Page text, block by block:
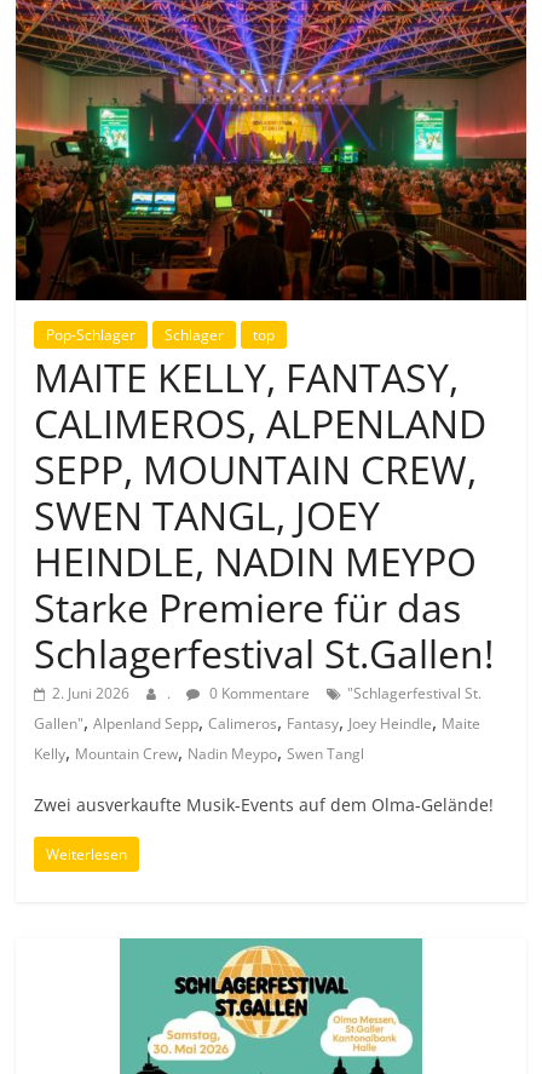
Pop-Schlager Schlager top
MAITE KELLY, FANTASY,
CALIMEROS, ALPENLAND
SEPP, MOUNTAIN CREW,
SWEN TANGL, JOEY
HEINDLE, NADIN MEYPO
Starke Premiere für das
Schlagerfestival St.Gallen!
2. Juni 2026 . 0 Kommentare
"Schlagerfestival St.
Gallen",Alpenland Sepp,Calimeros, Fantasy, Joey Heindle, Maite
Kelly, Mountain Crew, Nadin Meypo,Swen Tangl
Zwei ausverkaufte Musik-Events auf dem Olma-Gelände!
Weiterlesen